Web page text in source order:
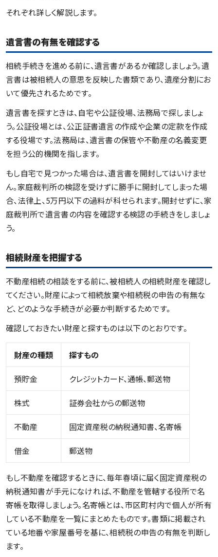
それぞれ詳しく解説します。
遺言書の有無を確認する
相続手続きを進める前に、遺言書があるか確認しましょう。遺
言書は被相続人の意思を反映した書類であり、遺産分割にお
いて優先されるためです。
遺言書を探すときは、自宅や公証役場、法務局で探しましょ
う。公証役場とは、公正証書遺言の作成や企業の定款を作成
する役場です。法務局は、遺言書の保管や不動産の名義変更
を担う公的機関を指します。
もし自宅で見つかった場合は、遺言書を開封してはいけませ
ん。家庭裁判所の検認を受けずに勝手に開封してしまった場
合、法律上、5万円以下の過料が科せられます。開封せずに、家
庭裁判所で遺言書の内容を確認する検認の手続きをしましょ
う。
相続財産を把握する
不動産相続の相談をする前に、被相続人の相続財産を確認し
てください。財産によって相続放棄や相続税の申告の有無な
ど、どのような手続きが必要か判断するためです。
確認しておきたい財産と探すものは以下のとおりです。
財産の種類 探すもの
預貯金 クレジットカード、通帳、郵送物
株式 証券会社からの郵送物
不動産 固定資産税の納税通知書、名寄帳
借金 郵送物
もし不動産を確認するときに、毎年春頃に届く固定資産税の
納税通知書が手元になければ、不動産を管轄する役所で名
寄帳を取得しましょう。名寄帳とは、市区町村内で個人が所有
している不動産を一覧にまとめたものです。書類に掲載され
ている地番や家屋番号を基に、相続税の申告の有無を判断し
ます。